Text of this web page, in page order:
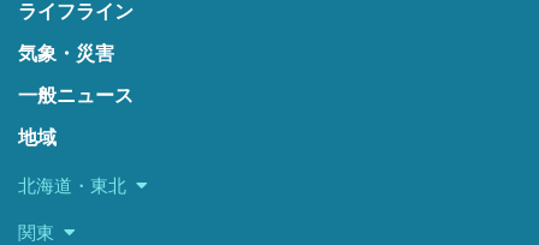
ライフライン
気象・災害
一般ニュース
地域
北海道・東北
関東